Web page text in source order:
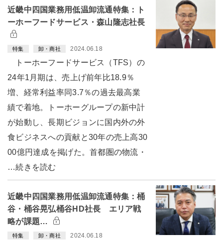
近畿中四国業務用低温卸流通特集：ト
ーホーフードサービス・森山隆志社長
特集 卸・商社 2024.06.18
トーホーフードサービス（TFS）の
24年1月期は、売上げ前年比18.9％
増、経常利益率同3.7％の過去最高業
績で着地。トーホーグループの新中計
が始動し、長期ビジョンに国内外の外
食ビジネスへの貢献と30年の売上高30
00億円達成を掲げた。首都圏の物流・
…続きを読む
近畿中四国業務用低温卸流通特集：桶
谷・桶谷晃弘桶谷HD社長 エリア戦
略が課題…
特集 卸・商社 2024.06.18